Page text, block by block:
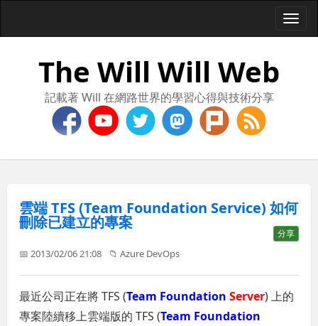
The Will Will Web
記載著 Will 在網路世界的學習心得與技術分享
雲端 TFS (Team Foundation Service) 如何
刪除已建立的專案
分享
📅 2013/02/06 21:08 📁Azure DevOps
最近公司正在將 TFS (Team Foundation Server) 上的
專案陸續移上雲端版的 TFS (Team Foundation